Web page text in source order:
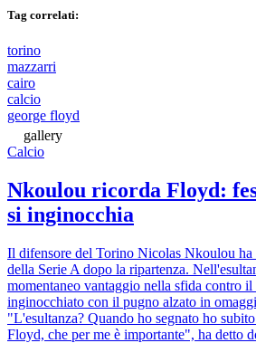
Tag correlati:
torino
mazzarri
cairo
calcio
george floyd
gallery
Calcio
Nkoulou ricorda Floyd:
si inginocchia
Il difensore del Torino Nicolas Nkoulou ha
della Serie A dopo la ripartenza.
momentaneo vantaggio nella sfida contro
inginocchiato con il pugno alzato in
"L'esultanza? Quando ho segnato ho
Floyd, che per me è importante", ha detto